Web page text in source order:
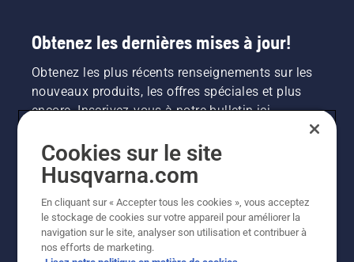
Obtenez les dernières mises à jour!
Obtenez les plus récents renseignements sur les
nouveaux produits, les offres spéciales et plus
encore. Inscrivez-vous à notre bulletin ici.
INSCRIPTION À LA NEWSLETTER
Cookies sur le site
Husqvarna.com
En cliquant sur « Accepter tous les cookies », vous acceptez
le stockage de cookies sur votre appareil pour améliorer la
navigation sur le site, analyser son utilisation et contribuer à
nos efforts de marketing.